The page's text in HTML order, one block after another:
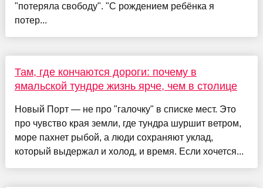
"потеряла свободу". "С рождением ребёнка я
потер...
Там, где кончаются дороги: почему в
ямальской тундре жизнь ярче, чем в столице
Новый Порт — не про "галочку" в списке мест. Это
про чувство края земли, где тундра шуршит ветром,
море пахнет рыбой, а люди сохраняют уклад,
который выдержал и холод, и время. Если хочется...